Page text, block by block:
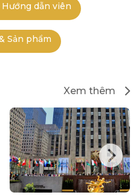
dẫn viên
Sản phẩm
Xem thêm